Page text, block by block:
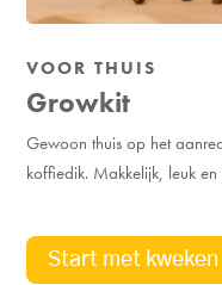
VOOR THUIS
Growkit
Gewoon thuis op het
koffiedik. Makkelijk, leuk en
Start met kweken